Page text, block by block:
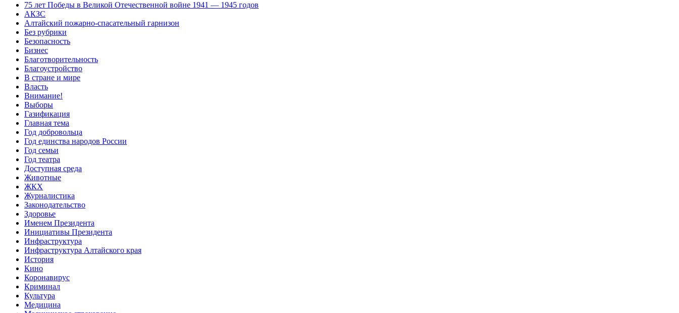
75 лет Победы в Великой Отечественной войне 1941 — 1945 годов
АКЗС
Алтайский пожарно-спасательный гарнизон
Без рубрики
Безопасность
Бизнес
Благотворительность
Благоустройство
В стране и мире
Власть
Внимание!
Выборы
Газификация
Главная тема
Год добровольца
Год единства народов России
Год семьи
Год театра
Доступная среда
Животные
ЖКХ
Журналистика
Законодательство
Здоровье
Именем Президента
Инициативы Президента
Инфраструктура
Инфраструктура Алтайского края
История
Кино
Коронавирус
Криминал
Культура
Медицина